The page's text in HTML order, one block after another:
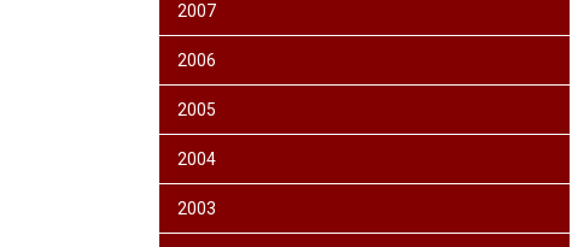
2007
2006
2005
2004
2003